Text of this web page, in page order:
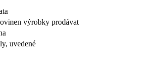
výrobky prodávat
uvedené